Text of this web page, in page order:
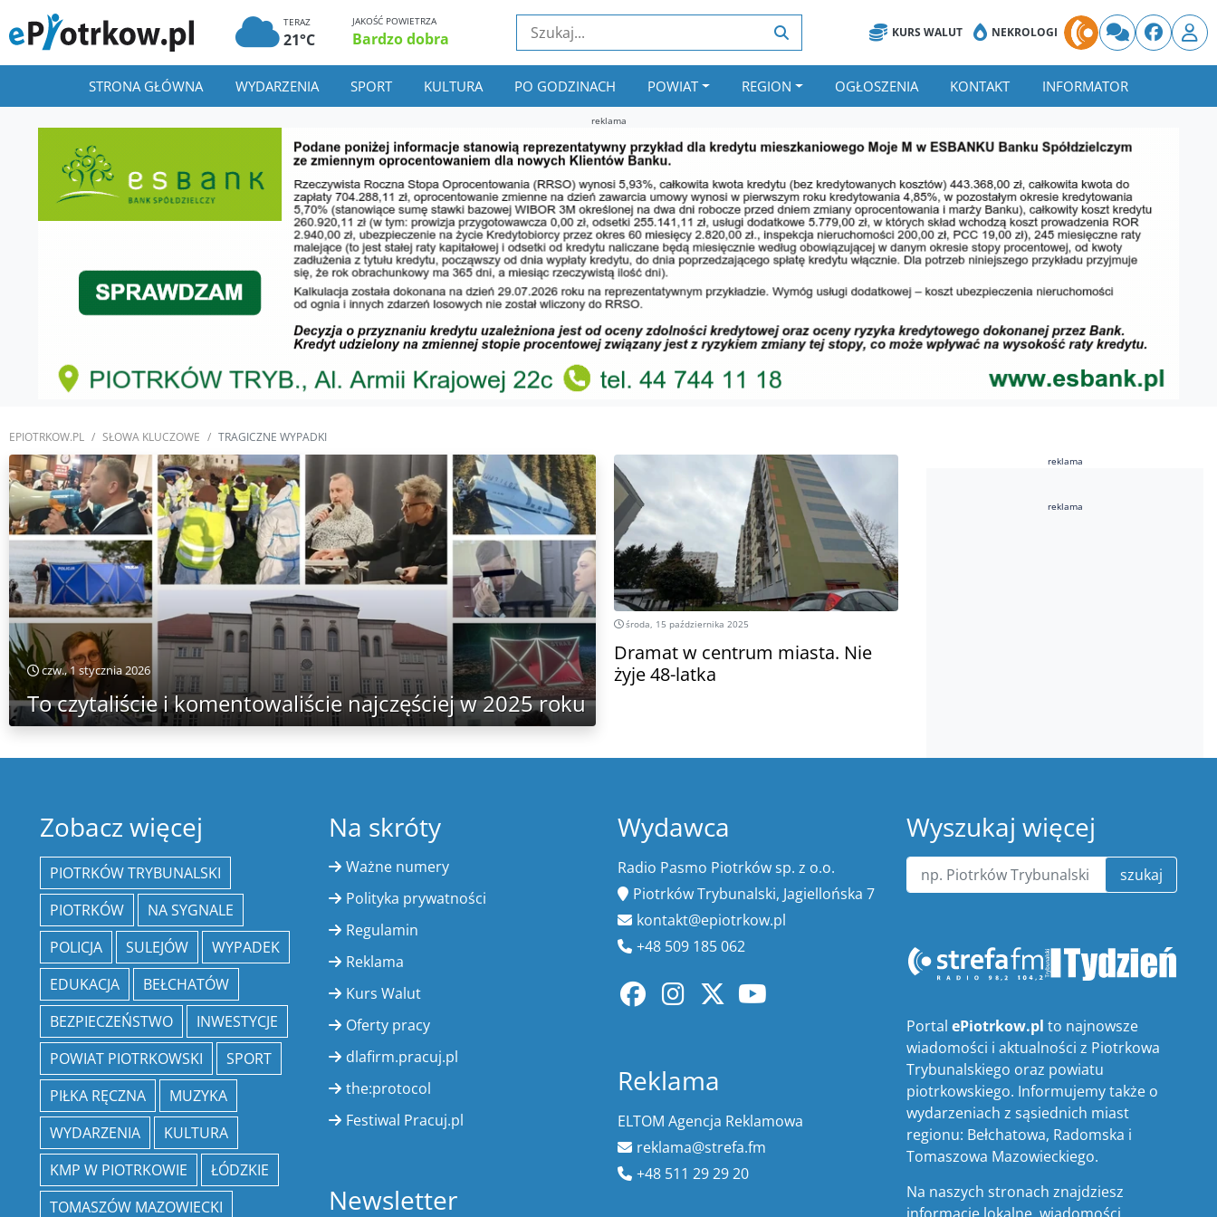
TERAZ
21°C
JAKOŚĆ POWIETRZA
Bardzo dobra KURS WALUT NEKROLOGI
STRONA GŁÓWNA WYDARZENIA SPORT KULTURA PO GODZINACH POWIAT REGION OGŁOSZENIA KONTAKT INFORMATOR
reklama
EPIOTRKOW.PL SŁOWA KLUCZOWE TRAGICZNE WYPADKI
czw., 1 stycznia 2026
To czytaliście i komentowaliście najczęściej w 2025 roku
środa, 15 października 2025
Dramat w centrum miasta. Nie
żyje 48-latka
reklama
reklama
Zobacz więcej
PIOTRKÓW TRYBUNALSKI
PIOTRKÓW
NA SYGNALE
POLICJA
SULEJÓW
WYPADEK
EDUKACJA
BEŁCHATÓW
BEZPIECZEŃSTWO
INWESTYCJE
POWIAT PIOTRKOWSKI
SPORT
PIŁKA RĘCZNA
MUZYKA
WYDARZENIA
KULTURA
KMP W PIOTRKOWIE
ŁÓDZKIE
TOMASZÓW MAZOWIECKI
Na skróty
Ważne numery
Polityka prywatności
Regulamin
Reklama
Kurs Walut
Oferty pracy
dlafirm.pracuj.pl
the:protocol
Festiwal Pracuj.pl
Newsletter
Wydawca
Radio Pasmo Piotrków sp. z o.o.
Piotrków Trybunalski, Jagiellońska 7
kontakt@epiotrkow.pl
+48 509 185 062
Reklama
ELTOM Agencja Reklamowa
reklama@strefa.fm
+48 511 29 29 20
Wyszukaj więcej
szukaj
PortalePiotrkow.pl to najnowsze
wiadomości i aktualności z Piotrkowa
Trybunalskiego oraz powiatu
piotrkowskiego. Informujemy także o
wydarzeniach z sąsiednich miast
regionu: Bełchatowa, Radomska i
Tomaszowa Mazowieckiego.
Na naszych stronach znajdziesz